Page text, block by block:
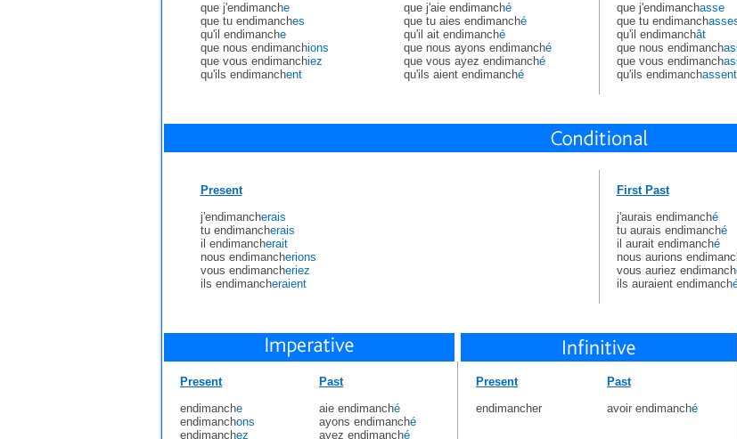
que j'endimanche
que tu endimanches
qu'il endimanche
que nous endimanchions
que vous endimanchiez
qu'ils endimanchent
que j'aie endimanché
que tu aies endimanché
qu'il ait endimanché
que nous ayons endimanché
que vous ayez endimanché
qu'ils aient endimanché
que j'endimanchasse
que tu endimanch
qu'il endimanchât
que nous endimanch
que vous endimanch
qu'ils endimanchassent
Present
j'endimancherais
tu endimancherais
il endimancherait
nous endimancherions
vous endimancheriez
ils endimancheraient
First Past
j'aurais endimanché
tu aurais endimanché
il aurait endimanché
nous aurions
vous auriez endimanch
ils auraient endimanch
Present
endimanche
endimanchons
endimanchez
Past
aie endimanché
ayons endimanché
ayez endimanché
Present
endimancher
Past
avoir endimanché